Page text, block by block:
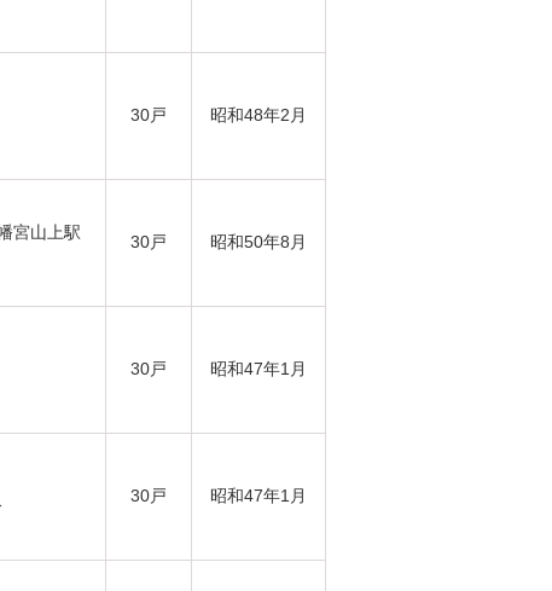
30戸 昭和48年2月
宮山上駅
30戸 昭和50年8月
30戸 昭和47年1月
30戸 昭和47年1月